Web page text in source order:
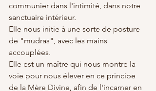
communier dans l'intimité, dans notre
sanctuaire intérieur.
Elle nous initie à une sorte de posture
de "mudras", avec les mains
accouplées.
Elle est un maître qui nous montre la
voie pour nous élever en ce principe
de la Mère Divine, afin de l'incarner en